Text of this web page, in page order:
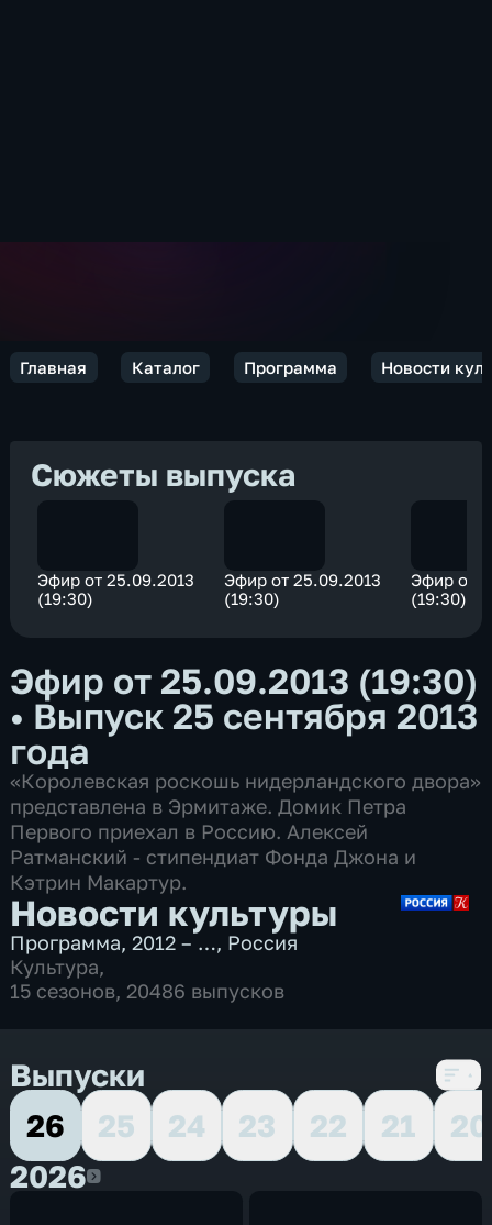
Главная Каталог Программа Новости
Сюжеты выпуска
Эфир от 25.09.2013
(19:30)
Эфир от 25.09.2013
(19:30)
Эфир от
(19:30)
Эфир от 25.09.2013 (19:30)
• Выпуск 25 сентября 2013
года
«Королевская роскошь нидерландского двора»
представлена в Эрмитаже. Домик Петра
Первого приехал в Россию. Алексей
Ратманский - стипендиат Фонда Джона и
Кэтрин Макартур.
Новости культуры
Программа,2012 – …, Россия
Культура,
15 сезонов, 20486 выпусков
Выпуски
26
25 24 23 22 21
20
20262026